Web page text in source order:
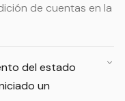
de cuentas en la
del estado
un